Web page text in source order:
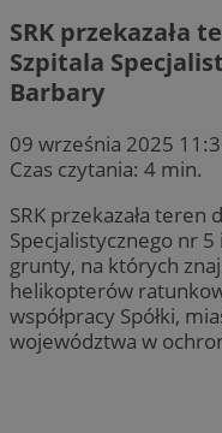
SRK przekazała
Szpitala
Barbary
09 września 2025
Czas czytania: 4 min.
SRK przekazała teren
Specjalistycznego nr
grunty, na których
helikopterów
współpracy Spółki,
województwa w